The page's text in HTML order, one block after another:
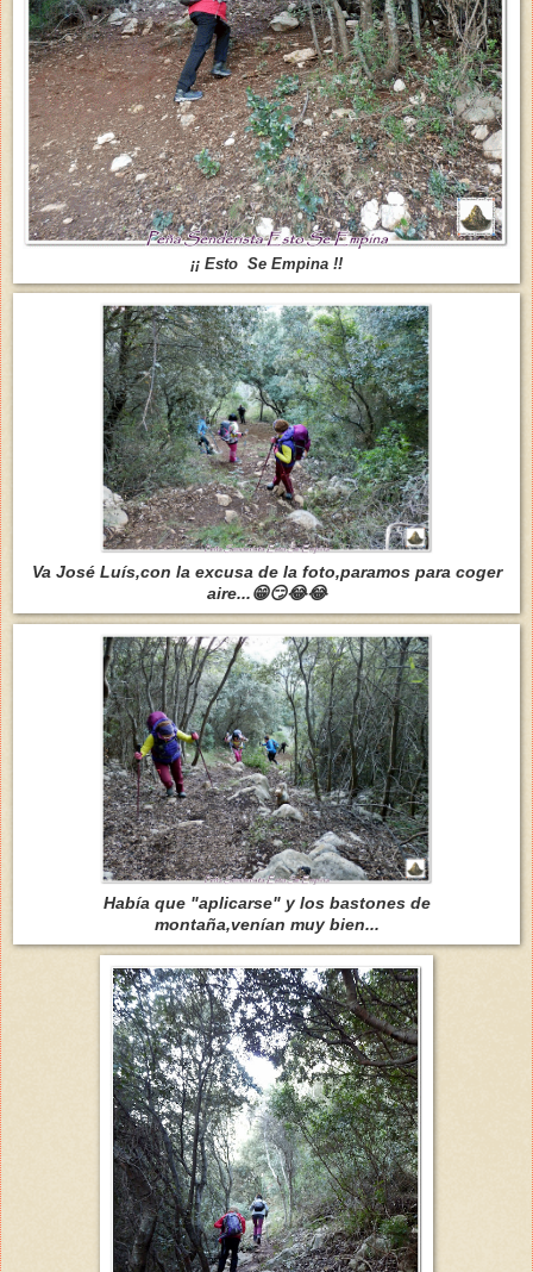
¡¡ Esto Se Empina !!
Va José Luís,con la excusa de la foto,paramos para coger
aire...😁😏😂😂
Había que "aplicarse" y los bastones de
montaña,venían muy bien...